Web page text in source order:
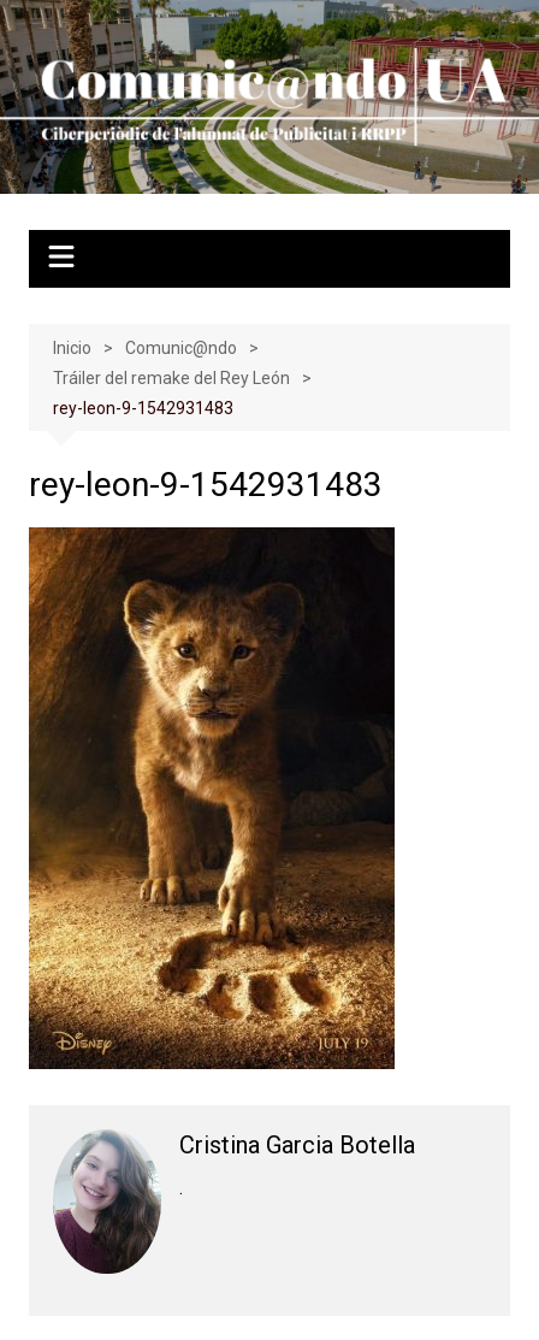
Saltar
al
contenido
Inicio
Comunic@ndo
Tráiler del remake del Rey León
rey-leon-9-1542931483
rey-leon-9-1542931483
Cristina Garcia Botella
.